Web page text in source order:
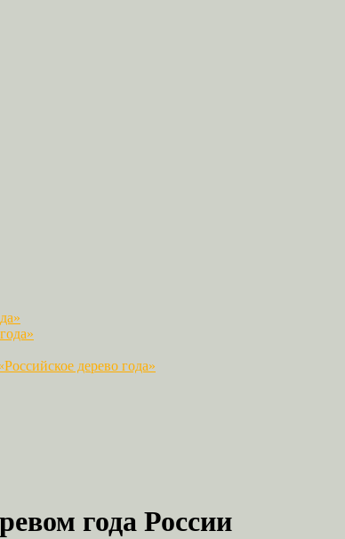
дерево года»
года России